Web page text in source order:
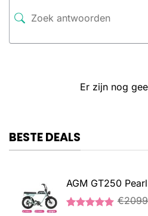
Er zijn nog
BESTE DEALS
AGM GT250 Pearl
€